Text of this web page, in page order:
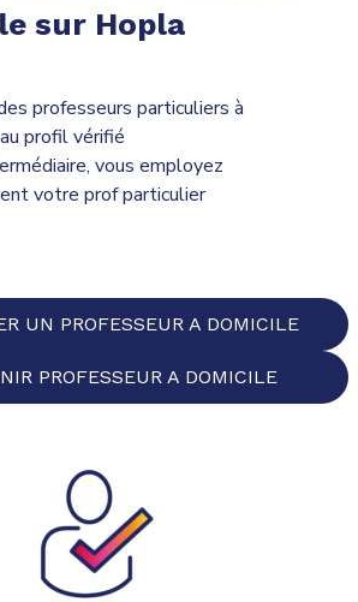
sur Hopla
professeurs particuliers à
profil vérifié
vous employez
votre prof particulier
UN PROFESSEUR A DOMICILE
PROFESSEUR A DOMICILE